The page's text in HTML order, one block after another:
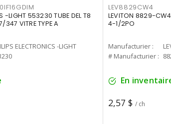
-LIGHT 553230 TUBE DEL T8
VITRE TYPE A
ELECTRONICS -LIGHT
LEV8829CW4
LEVITON 8829-
4-1/2PO
Manufacturier :
# Manufacturier :
En
2,57 $ / ch